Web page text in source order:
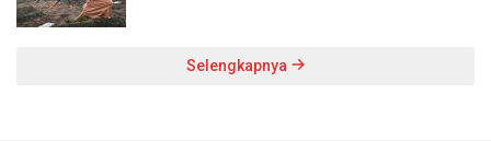
Selengkapnya